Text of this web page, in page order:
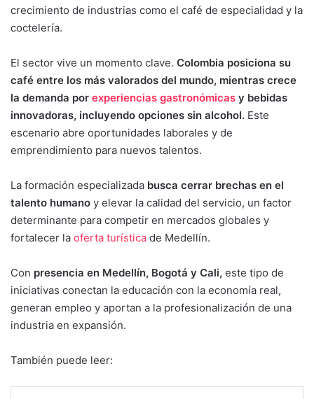
crecimiento de industrias como el café de especialidad y la
coctelería.
El sector vive un momento clave. Colombia posiciona su
café entre los más valorados del mundo, mientras crece
la demanda por experiencias gastronómicas y bebidas
innovadoras, incluyendo opciones sin alcohol. Este
escenario abre oportunidades laborales y de
emprendimiento para nuevos talentos.
La formación especializada busca cerrar brechas en el
talento humano y elevar la calidad del servicio, un factor
determinante para competir en mercados globales y
fortalecer la oferta turística de Medellín.
Con presencia en Medellín, Bogotá y Cali, este tipo de
iniciativas conectan la educación con la economía real,
generan empleo y aportan a la profesionalización de una
industria en expansión.
También puede leer: